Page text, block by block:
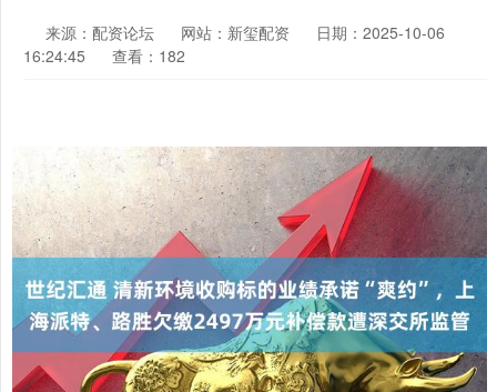
来源：配资论坛 网站：新玺配资
日期：2025-10-06
16:24:45
查看：182